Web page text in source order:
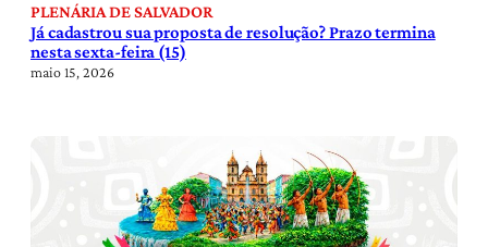
PLENÁRIA DE SALVADOR
Já cadastrou sua proposta de resolução? Prazo termina
nesta sexta-feira (15)
maio 15, 2026